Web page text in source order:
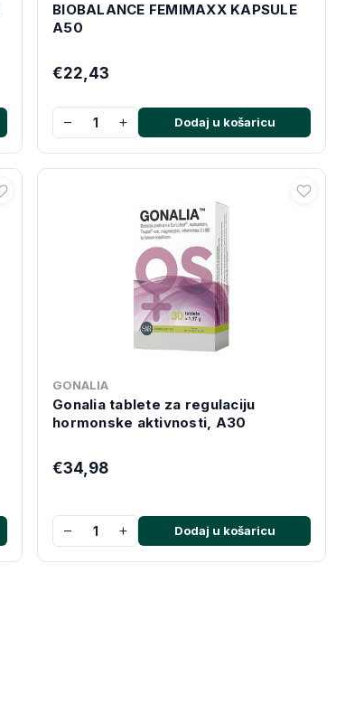
BIOBALANCE FEMIMAXX KAPSULE
A50
€22,43
− + Dodaj u košaricu
GONALIA
Gonalia tablete za regulaciju
hormonske aktivnosti, A30
€34,98
− + Dodaj u košaricu